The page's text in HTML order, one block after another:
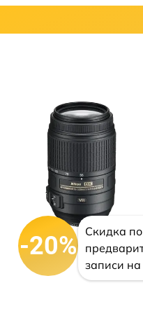
-20%
Скидка по
записи на